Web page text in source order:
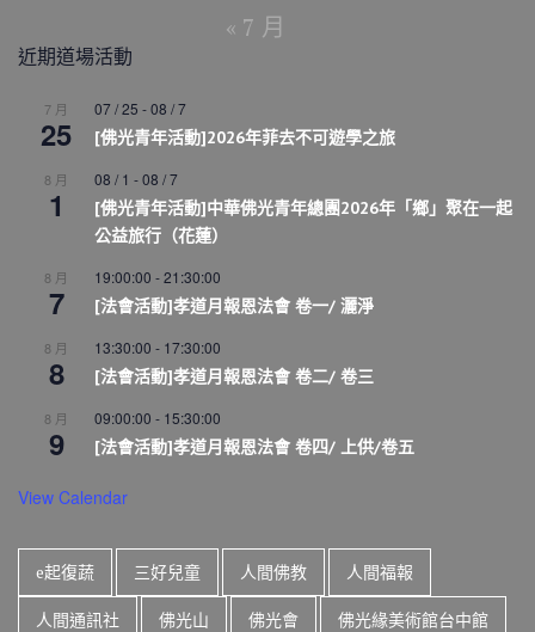
« 7 月
近期道場活動
7 月
25
07 / 25 -08 / 7
[佛光青年活動]2026年菲去不可遊學之旅
8 月
1
08 / 1 -08 / 7
[佛光青年活動]中華佛光青年總團2026年「鄉」聚在一起
公益旅行（花蓮）
8 月
7
19:00:00 -21:30:00
[法會活動]孝道月報恩法會 卷一/ 灑淨
8 月
8
13:30:00 - 17:30:00
[法會活動]孝道月報恩法會 卷二/ 卷三
8 月
9
09:00:00 - 15:30:00
[法會活動]孝道月報恩法會 卷四/ 上供/卷五
View Calendar
e起復蔬 三好兒童 人間佛教 人間福報
人間通訊社 佛光山 佛光會 佛光緣美術館台中館